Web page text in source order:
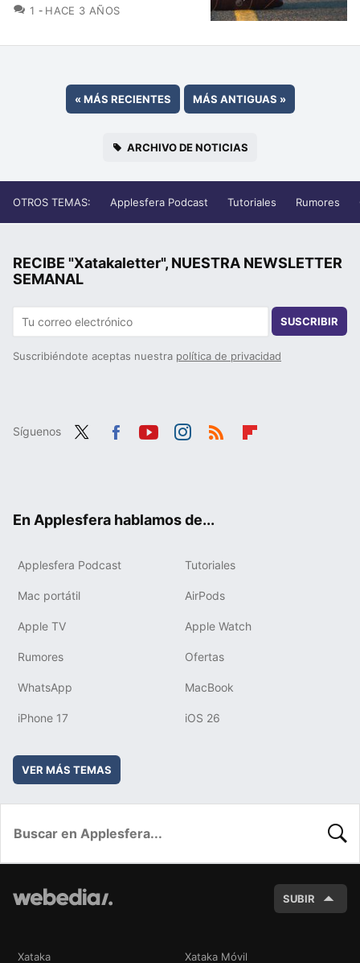
1 COMENTARIOS
HACE 3 AÑOS
«MÁS RECIENTES MÁS ANTIGUAS »
ARCHIVO DE NOTICIAS
OTROS TEMAS: Applesfera Podcast Tutoriales Rumores
RECIBE "Xatakaletter", NUESTRA NEWSLETTER
SEMANAL
SUSCRIBIR
Suscribiéndote aceptas nuestra política de privacidad
Síguenos
En Applesfera hablamos de...
Applesfera Podcast Tutoriales
Mac portátil AirPods
Apple TV Apple Watch
Rumores Ofertas
WhatsApp MacBook
iPhone 17 iOS 26
VER MÁS TEMAS
SUBIR
Xataka Xataka Móvil